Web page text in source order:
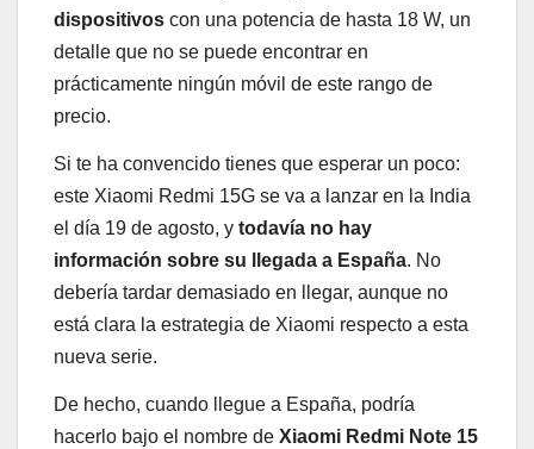
dispositivos con una potencia de hasta 18 W, un
detalle que no se puede encontrar en
prácticamente ningún móvil de este rango de
precio.
Si te ha convencido tienes que esperar un poco:
este Xiaomi Redmi 15G se va a lanzar en la India
el día 19 de agosto, y todavía no hay
información sobre su llegada a España. No
debería tardar demasiado en llegar, aunque no
está clara la estrategia de Xiaomi respecto a esta
nueva serie.
De hecho, cuando llegue a España, podría
hacerlo bajo el nombre de Xiaomi Redmi Note 15